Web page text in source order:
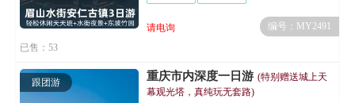
请电询
编号：MY2491
已售：53
跟团游 重庆市内深度一日游 (特别赠送城上天
幕观光塔，真纯玩无套路)